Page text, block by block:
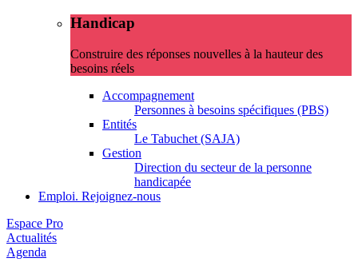
Handicap
Construire des réponses nouvelles à la hauteur des
besoins réels
Accompagnement
Personnes à besoins spécifiques (PBS)
Entités
Le Tabuchet (SAJA)
Gestion
Direction du secteur de la personne
handicapée
Emploi. Rejoignez-nous
Espace Pro
Actualités
Agenda